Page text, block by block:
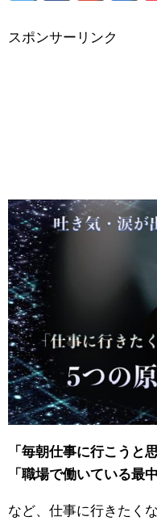
スポンサーリンク
「毎朝仕事に行こうと
「職場で働いている最
など、仕事に行きたく